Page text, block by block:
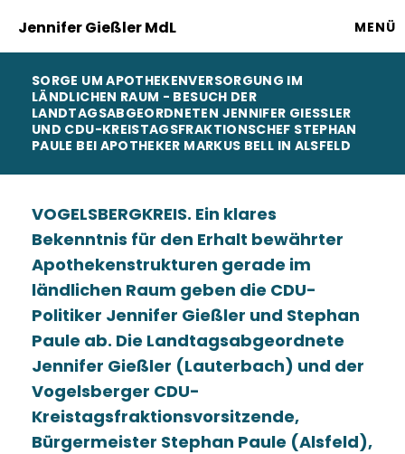
Jennifer Gießler MdL MENÜ
SORGE UM APOTHEKENVERSORGUNG IM
LÄNDLICHEN RAUM - BESUCH DER
LANDTAGSABGEORDNETEN JENNIFER GIESSLER U
ND CDU-KREISTAGSFRAKTIONSCHEF STEPHAN P
AULE BEI APOTHEKER MARKUS BELL IN ALSFELD
VOGELSBERGKREIS. Ein klares
Bekenntnis für den Erhalt bewährter
Apothekenstrukturen gerade im
ländlichen Raum geben die CDU-
Politiker Jennifer Gießler und Stephan
Paule ab. Die Landtagsabgeordnete
Jennifer Gießler (Lauterbach) und der
Vogelsberger CDU-
Kreistagsfraktionsvorsitzende,
Bürgermeister Stephan Paule (Alsfeld),